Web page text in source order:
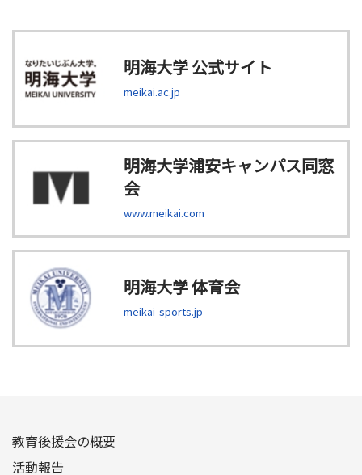
明海大学 公式サイト
meikai.ac.jp
明海大学浦安キャンパス同窓
会
www.meikai.com
明海大学 体育会
meikai-sports.jp
教育後援会の概要
活動報告